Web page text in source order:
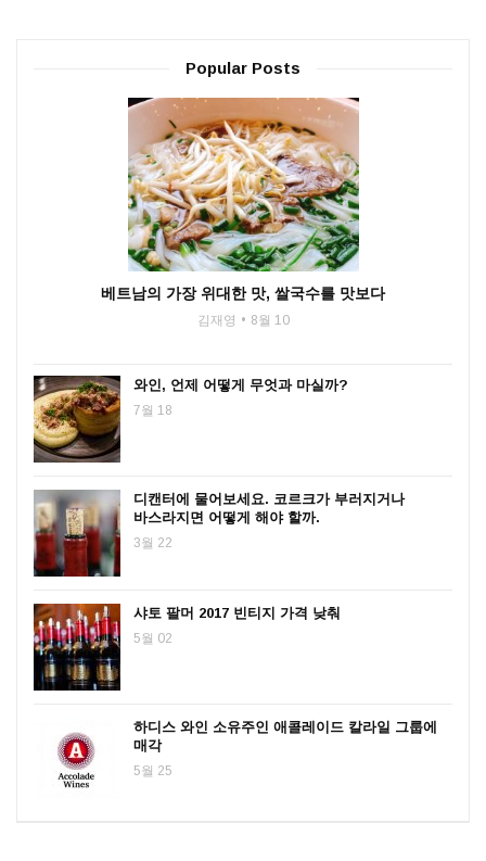
Popular Posts
베트남의 가장 위대한 맛, 쌀국수를 맛보다
김재영 8월 10
와인, 언제 어떻게 무엇과 마실까?
7월 18
디캔터에 물어보세요. 코르크가 부러지거나
바스라지면 어떻게 해야 할까.
3월 22
샤토 팔머 2017 빈티지 가격 낮춰
5월 02
하디스 와인 소유주인 애콜레이드 칼라일 그룹에
매각
5월 25